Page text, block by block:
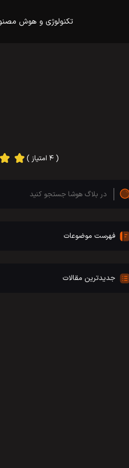
تکنولوژی و هوش
( ۴ امتیاز )
فهرست موضوعات
جدیدترین مقالات